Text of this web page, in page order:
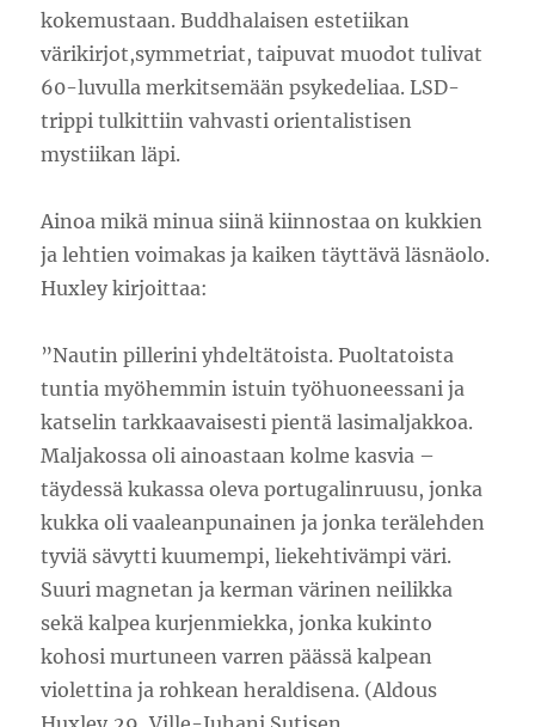
kokemustaan. Buddhalaisen estetiikan
värikirjot,symmetriat, taipuvat muodot tulivat
60-luvulla merkitsemään psykedeliaa. LSD-
trippi tulkittiin vahvasti orientalistisen
mystiikan läpi.
Ainoa mikä minua siinä kiinnostaa on kukkien
ja lehtien voimakas ja kaiken täyttävä läsnäolo.
Huxley kirjoittaa:
”Nautin pillerini yhdeltätoista. Puoltatoista
tuntia myöhemmin istuin työhuoneessani ja
katselin tarkkaavaisesti pientä lasimaljakkoa.
Maljakossa oli ainoastaan kolme kasvia –
täydessä kukassa oleva portugalinruusu, jonka
kukka oli vaaleanpunainen ja jonka terälehden
tyviä sävytti kuumempi, liekehtivämpi väri.
Suuri magnetan ja kerman värinen neilikka
sekä kalpea kurjenmiekka, jonka kukinto
kohosi murtuneen varren päässä kalpean
violettina ja rohkean heraldisena. (Aldous